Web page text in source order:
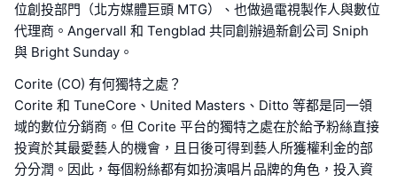
位創投部門（北方媒體巨頭 MTG）、也做過電視製作人與數位
代理商。Angervall 和 Tengblad 共同創辦過新創公司 Sniph
與 Bright Sunday。
Corite (CO) 有何獨特之處？
Corite 和 TuneCore、United Masters、Ditto 等都是同一領
域的數位分銷商。但 Corite 平台的獨特之處在於給予粉絲直接
投資於其最愛藝人的機會，且日後可得到藝人所獲權利金的部
分分潤。因此，每個粉絲都有如扮演唱片品牌的角色，投入資